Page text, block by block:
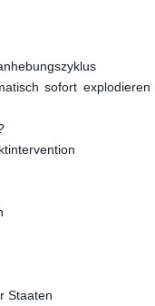
sofort explodieren
Staaten